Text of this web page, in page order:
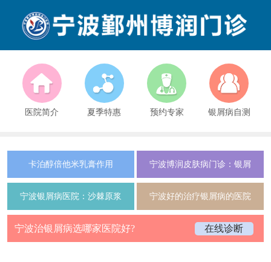
医院简介 夏季特惠 预约专家 银屑病自测
卡泊醇倍他米乳膏作用 宁波博润皮肤病门诊：银屑
宁波银屑病医院：沙棘原浆 宁波好的治疗银屑病的医院
宁波治银屑病选哪家医院好? 在线诊断